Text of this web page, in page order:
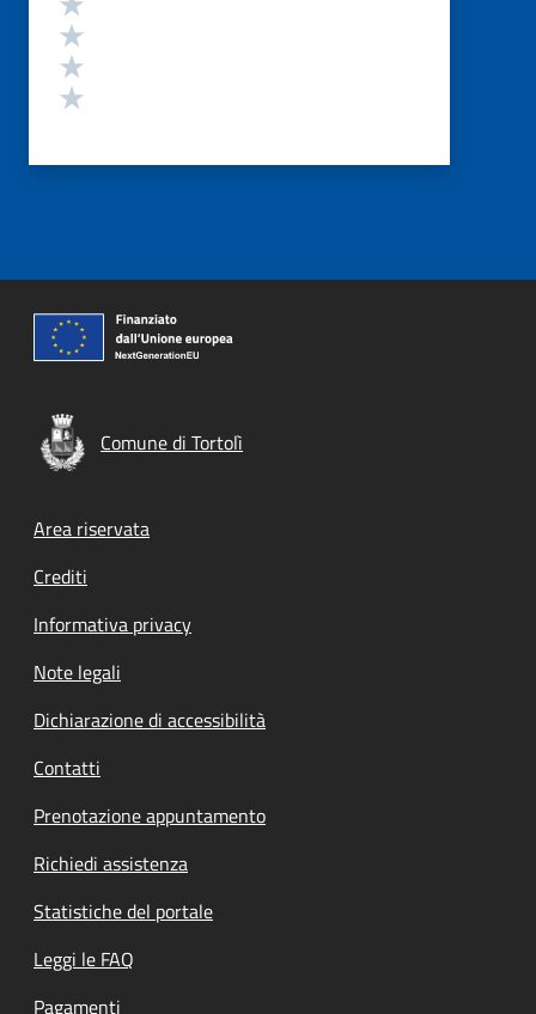
Comune di Tortolì
Footer menu
Area riservata
Crediti
Informativa privacy
Note legali
Dichiarazione di accessibilità
Contatti
Prenotazione appuntamento
Richiedi assistenza
Statistiche del portale
Leggi le FAQ
Pagamenti